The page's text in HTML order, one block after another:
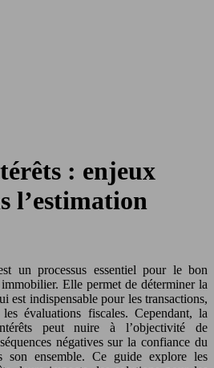
: enjeux
l’estimation
Elle permet de déterminer la
est indispensable pour les transactions,
évaluations fiscales. Cependant, la
peut nuire à l’objectivité de
négatives sur la confiance du
son ensemble. Ce guide explore les